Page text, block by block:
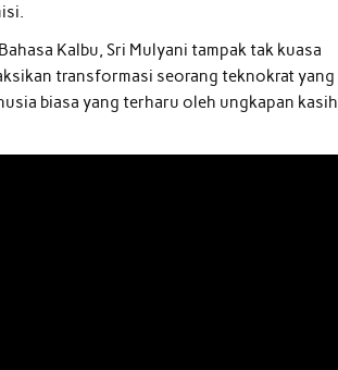
Kalbu, Sri Mulyani tampak tak kuasa
transformasi seorang teknokrat yang
biasa yang terharu oleh ungkapan kasih